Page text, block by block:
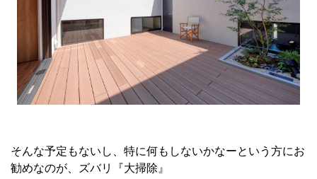
そんな予定もないし、特に何もしないかなーという方にお
勧めなのが、ズバリ『大掃除』